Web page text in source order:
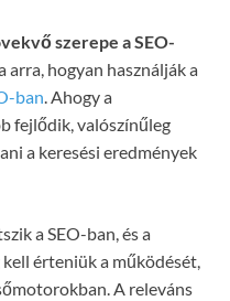
szerepe a SEO-
arra, hogyan használják a
ban. Ahogy a
fejlődik, valószínűleg
a keresési eredmények
a SEO-ban, és a
érteniük a működését,
A releváns